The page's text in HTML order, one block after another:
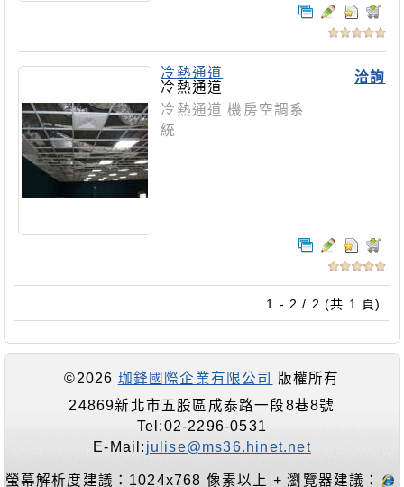
洽詢
冷熱通道
冷熱通道
冷熱通道 機房空調系
統
1 - 2 / 2 (共 1 頁)
©2026 珈鋒國際企業有限公司
版權所有
24869新北市五股區成泰路一段8巷8號
Tel:02-2296-0531
E-Mail: julise@ms36.hinet.net
螢幕解析度建議：1024x768 像素以上 + 瀏覽器建議：